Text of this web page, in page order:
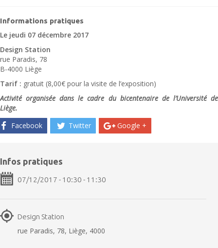
Informations pratiques
Le jeudi 07 décembre 2017
Design Station
rue Paradis, 78
B-4000 Liège
Tarif : gratuit (8,00€ pour la visite de l’exposition)
Activité organisée dans le cadre du bicentenaire de l’Université de
Liège.
Facebook
Twitter Google +
Infos pratiques
07/12/2017 - 10:30 - 11:30
Design Station
rue Paradis, 78, Liège, 4000